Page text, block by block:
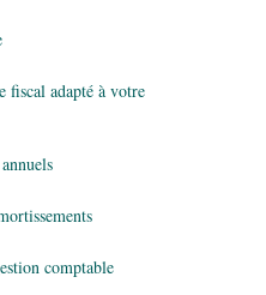
fiscal adapté à votre
comptable